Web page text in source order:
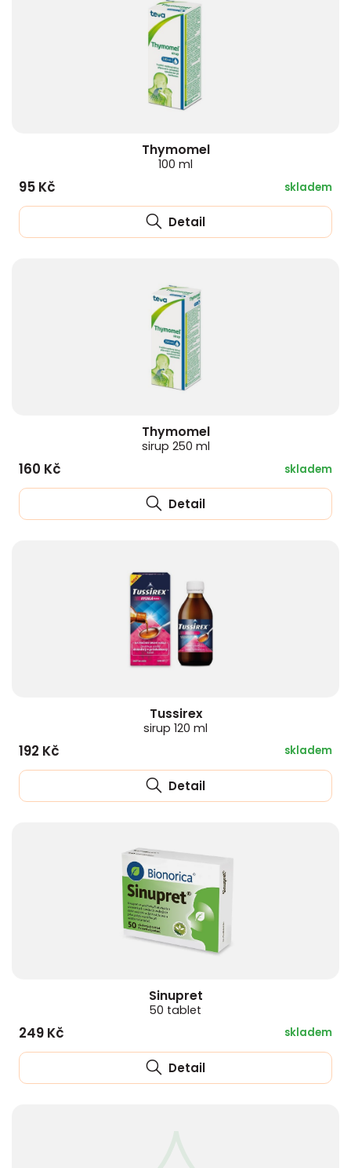
Thymomel
100 ml
95 Kč skladem
Detail
Thymomel
sirup 250 ml
160 Kč skladem
Detail
Tussirex
sirup 120 ml
192 Kč skladem
Detail
Sinupret
50 tablet
249 Kč skladem
Detail